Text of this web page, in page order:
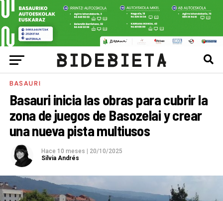
BASAURI
Basauri inicia las obras para cubrir la
zona de juegos de Basozelai y crear
una nueva pista multiusos
Hace 10 meses
20/10/2025
Silvia Andrés